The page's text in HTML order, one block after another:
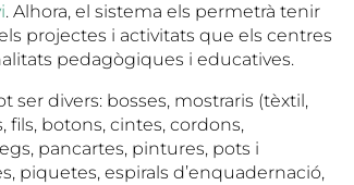
. Alhora, el sistema els permetrà tenir
projectes i activitats que els centres
pedagògiques i educatives.
divers: bosses, mostraris (tèxtil,
fils, botons, cintes, cordons,
pancartes, pintures, pots i
piquetes, espirals d’enquadernació,